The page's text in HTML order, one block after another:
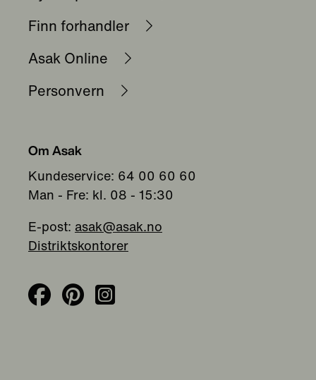
Finn forhandler
Asak Online
Personvern
Om Asak
Kundeservice: 64 00 60 60
Man - Fre: kl. 08 - 15:30
E-post: asak@asak.no
Distriktskontorer